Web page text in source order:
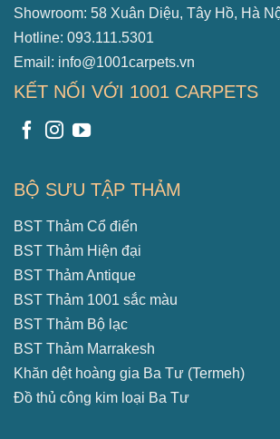
Showroom: 58 Xuân Diệu, Tây Hồ, Hà
Hotline: 093.111.5301
Email: info@1001carpets.vn
KẾT NỐI VỚI 1001 CARPETS
BỘ SƯU TẬP THẢM
BST Thảm Cổ điển
BST Thảm Hiện đại
BST Thảm Antique
BST Thảm 1001 sắc màu
BST Thảm Bộ lạc
BST Thảm Marrakesh
Khăn dệt hoàng gia Ba Tư (Termeh)
Đồ thủ công kim loại Ba Tư